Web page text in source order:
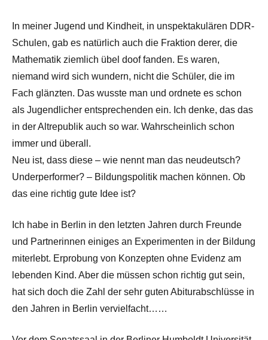
In meiner Jugend und Kindheit, in unspektakulären DDR-
Schulen, gab es natürlich auch die Fraktion derer, die
Mathematik ziemlich übel doof fanden. Es waren,
niemand wird sich wundern, nicht die Schüler, die im
Fach glänzten. Das wusste man und ordnete es schon
als Jugendlicher entsprechenden ein. Ich denke, das das
in der Altrepublik auch so war. Wahrscheinlich schon
immer und überall.
Neu ist, dass diese – wie nennt man das neudeutsch?
Underperformer? – Bildungspolitik machen können. Ob
das eine richtig gute Idee ist?
Ich habe in Berlin in den letzten Jahren durch Freunde
und Partnerinnen einiges an Experimenten in der Bildung
miterlebt. Erprobung von Konzepten ohne Evidenz am
lebenden Kind. Aber die müssen schon richtig gut sein,
hat sich doch die Zahl der sehr guten Abiturabschlüsse in
den Jahren in Berlin vervielfacht……